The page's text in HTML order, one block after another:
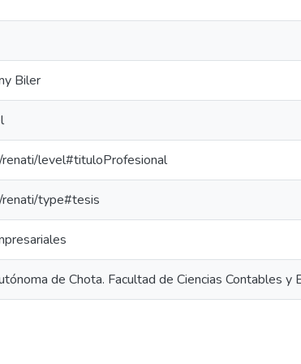
Biler
level#tituloProfesional
type#tesis
de Chota. Facultad de Ciencias Contables y